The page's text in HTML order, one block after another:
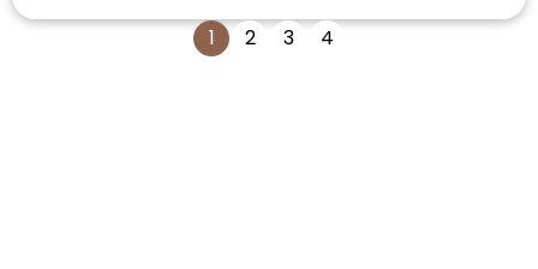
1 2 3 4